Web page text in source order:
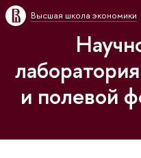
Высшая школа экономики
и полевой